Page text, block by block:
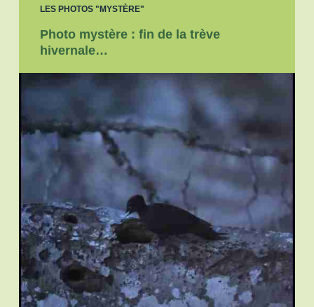
LES PHOTOS "MYSTÈRE"
Photo mystère : fin de la trève
hivernale…